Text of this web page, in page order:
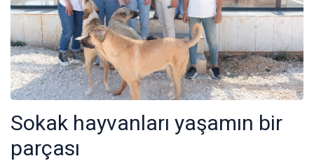
Soru Cevap
Kültür & Sanat
Gastronomi
Sürdürülebilirlik
Sokak hayvanları yaşamın bir
parçası